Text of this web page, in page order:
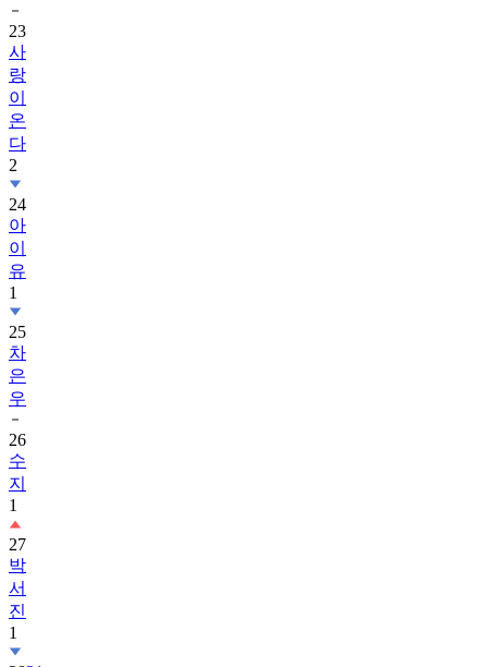
23
사
랑
이
온
다
2
24
아
이
유
1
25
차
은
우
26
수
지
1
27
박
서
진
1